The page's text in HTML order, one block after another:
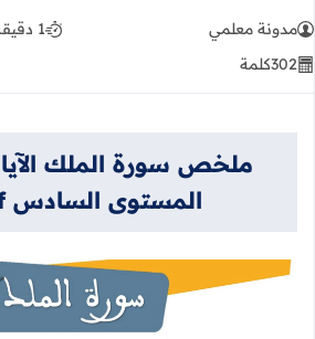
مدونة معلمي 1 دقيقة
302كلمة
المستوى السادس pdf